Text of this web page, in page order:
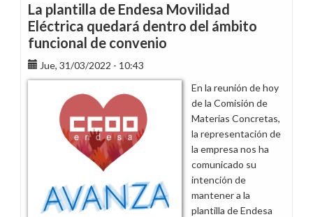
dirección
que
revierta
la
medida
de
puesta
en
marcha
de
“Reconfiguración
parking
sede
La plantilla de Endesa Movilidad
Eléctrica quedará dentro del ámbito
funcional de convenio
Jue, 31/03/2022 - 10:43
En la reunión de hoy
de la Comisión de
Materias Concretas,
la representación de
la empresa nos ha
comunicado su
intención de
mantener a la
plantilla de Endesa